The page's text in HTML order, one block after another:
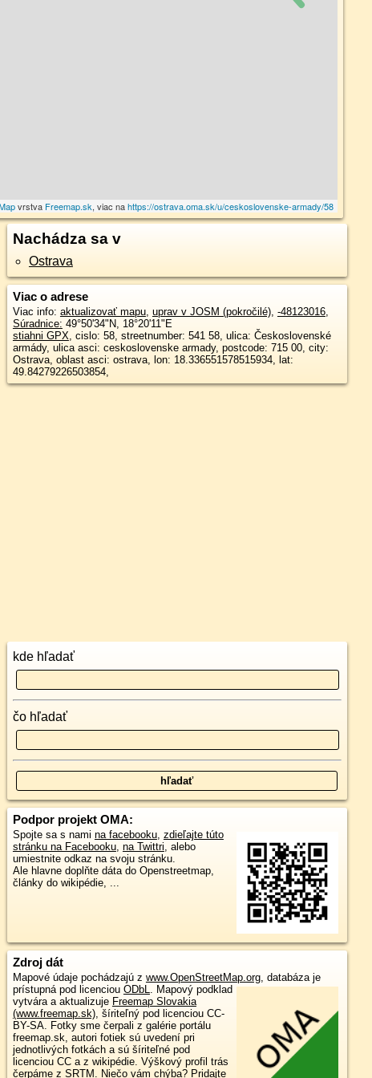
vrstva Freemap.sk, viac nahttps://ostrava.oma.sk/u/ceskoslovenske-armady/58
Nachádza sa v
Ostrava
Viac o adrese
Viac info: aktualizovať mapu, uprav v JOSM (pokročilé), -48123016,
Súradnice: 49°50'34"N, 18°20'11"E
stiahni GPX, cislo: 58, streetnumber: 541 58, ulica: Československé
armády, ulica asci: ceskoslovenske armady, postcode: 715 00, city:
Ostrava, oblast asci: ostrava, lon: 18.336551578515934, lat:
49.84279226503854,
kde hľadať
čo hľadať
Podpor projekt OMA:
Spojte sa s nami na facebooku, zdieľajte túto
stránku na Facebooku, na Twittri, alebo
umiestnite odkaz na svoju stránku.
Ale hlavne doplňte dáta do Openstreetmap,
články do wikipédie, ...
Zdroj dát
Mapové údaje pochádzajú z www.OpenStreetMap.org, databáza je
prístupná pod licenciou ODbL. Mapový podklad
vytvára a aktualizuje Freemap Slovakia
(www.freemap.sk), šíriteľný pod licenciou CC-
BY-SA. Fotky sme čerpali z galérie portálu
freemap.sk, autori fotiek sú uvedení pri
jednotlivých fotkách a sú šíriteľné pod
licenciou CC a z wikipédie. Výškový profil trás
čerpáme z SRTM . Niečo vám chýba? Pridajte